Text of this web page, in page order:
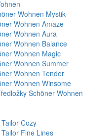
Wohnen Mystik
Wohnen Amaze
Wohnen Aura
Wohnen Balance
Wohnen Magic
Wohnen Summer
Wohnen Tender
Wohnen Winsome
Schöner Wohnen
Cozy
Fine Lines